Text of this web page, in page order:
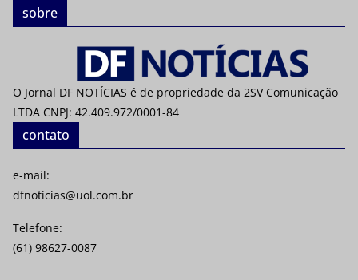
sobre
O Jornal DF NOTÍCIAS é de propriedade da 2SV Comunicação
LTDA CNPJ: 42.409.972/0001-84
contato
e-mail:
dfnoticias@uol.com.br
Telefone:
(61) 98627-0087